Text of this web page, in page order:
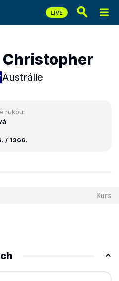
Christopher
Austrálie
rukou:
/ 1366.
Kurs